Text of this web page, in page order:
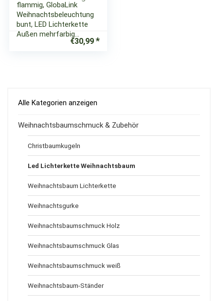
flammig, GlobaLink
Weihnachtsbeleuchtung
bunt, LED Lichterkette
Außen mehrfarbig…
€30,99
Alle Kategorien anzeigen
Weihnachtsbaumschmuck & Zubehör
Christbaumkugeln
Led Lichterkette Weihnachtsbaum
Weihnachtsbaum Lichterkette
Weihnachtsgurke
Weihnachtsbaumschmuck Holz
Weihnachtsbaumschmuck Glas
Weihnachtsbaumschmuck weiß
Weihnachtsbaum-Ständer